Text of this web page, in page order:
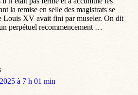
la remise en selle des magistrats se
Louis XV avait fini par museler. On dit
perpétuel recommencement …
à 7 h 01 min